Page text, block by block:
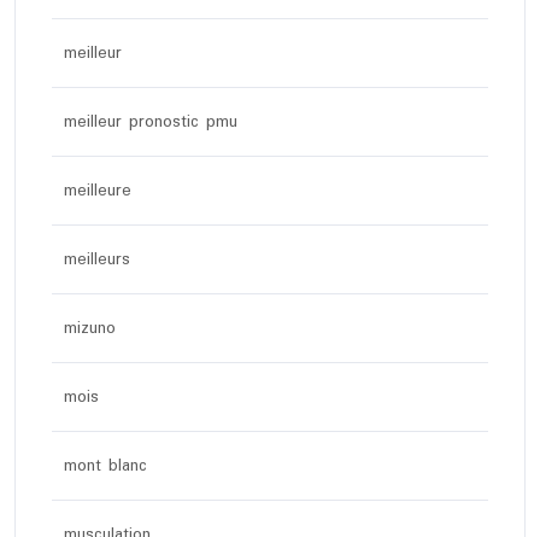
meilleur
meilleur pronostic pmu
meilleure
meilleurs
mizuno
mois
mont blanc